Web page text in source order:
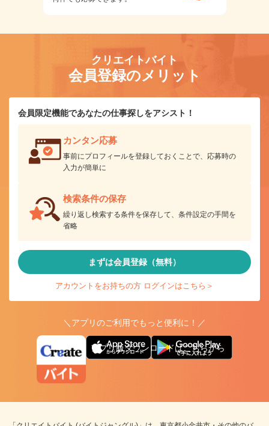
クリエイトバイト
会員登録のメリット
会員限定機能であなたの仕事探しをアシスト！
カンタン応募
事前にプロフィールを登録しておくことで、応募時の
入力が簡単に
検索条件の保存
繰り返し検索する条件を保存して、条件設定の手間を
省略
まずは会員登録（無料）
アカウントをお持ちの方 ログインはこちら＞
＼アプリのご利用でもっと便利に！／
アプリ版ダウンロードはこちらから